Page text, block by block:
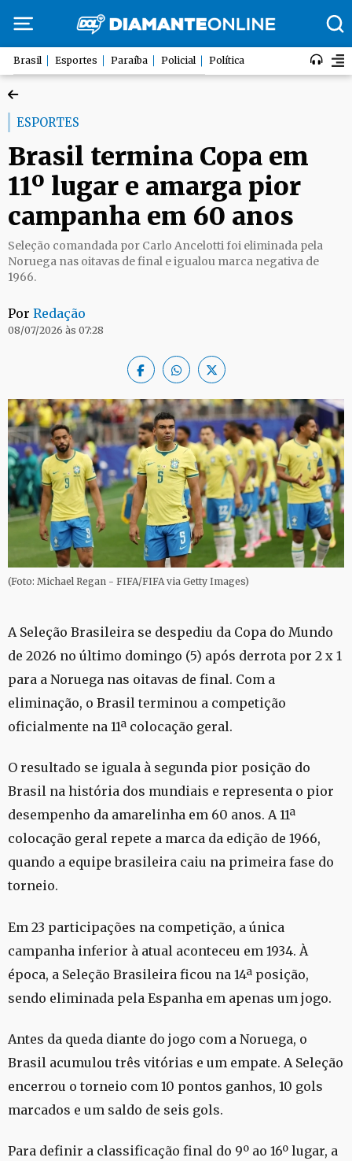
Brasil Esportes Paraíba Policial Política
ESPORTES
Brasil termina Copa em
11º lugar e amarga pior
campanha em 60 anos
Seleção comandada por Carlo Ancelotti foi eliminada pela
Noruega nas oitavas de final e igualou marca negativa de
1966.
Por Redação
08/07/2026 às 07:28
(Foto: Michael Regan - FIFA/FIFA via Getty Images)
A Seleção Brasileira se despediu da Copa do Mundo
de 2026 no último domingo (5) após derrota por 2 x 1
para a Noruega nas oitavas de final. Com a
eliminação, o Brasil terminou a competição
oficialmente na 11ª colocação geral.
O resultado se iguala à segunda pior posição do
Brasil na história dos mundiais e representa o pior
desempenho da amarelinha em 60 anos. A 11ª
colocação geral repete a marca da edição de 1966,
quando a equipe brasileira caiu na primeira fase do
torneio.
Em 23 participações na competição, a única
campanha inferior à atual aconteceu em 1934. À
época, a Seleção Brasileira ficou na 14ª posição,
sendo eliminada pela Espanha em apenas um jogo.
Antes da queda diante do jogo com a Noruega, o
Brasil acumulou três vitórias e um empate. A Seleção
encerrou o torneio com 10 pontos ganhos, 10 gols
marcados e um saldo de seis gols.
Para definir a classificação final do 9º ao 16º lugar, a